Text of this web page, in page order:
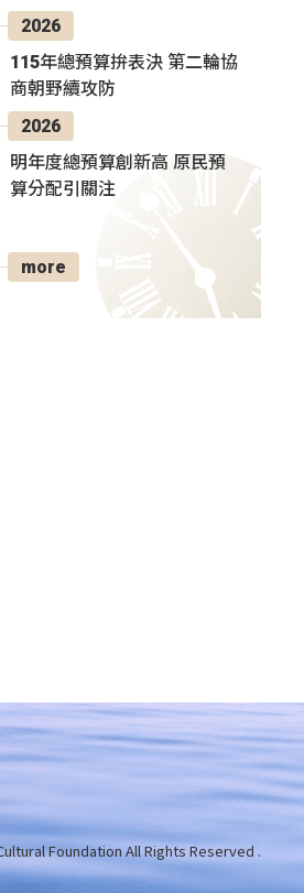
2026
115年總預算拚表決 第二輪協
商朝野續攻防
2026
明年度總預算創新高 原民預
算分配引關注
more
Foundation All Rights Reserved .